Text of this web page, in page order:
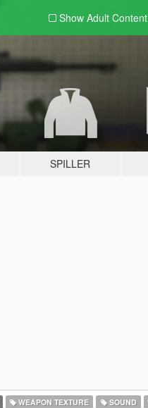
Show Adult Content
SPILLER
WEAPON TEXTURE SOUND